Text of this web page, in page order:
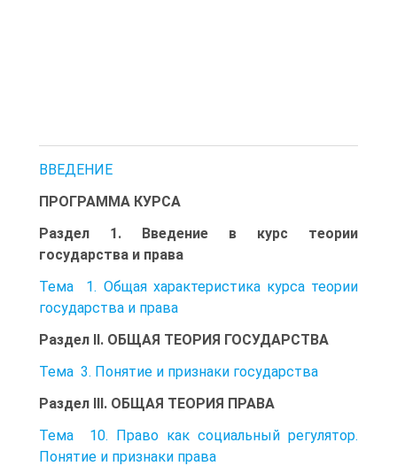
ВВЕДЕНИЕ
ПРОГРАММА КУРСА
Раздел 1. Введение в курс теории
государства и права
Тема 1. Общая характеристика курса теории
государства и права
Раздел II. ОБЩАЯ ТЕОРИЯ ГОСУДАРСТВА
Тема 3. Понятие и признаки государства
Раздел III. ОБЩАЯ ТЕОРИЯ ПРАВА
Тема 10. Право как социальный регулятор.
Понятие и признаки права